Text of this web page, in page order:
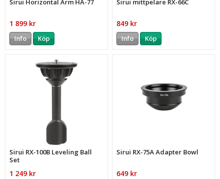
Sirui Horizontal Arm HA-77
1 899 kr
Info Köp
Sirui mittpelare RX-66C
849 kr
Info Köp
Sirui RX-100B Leveling Ball
Set
1 249 kr
Sirui RX-75A Adapter Bowl
649 kr